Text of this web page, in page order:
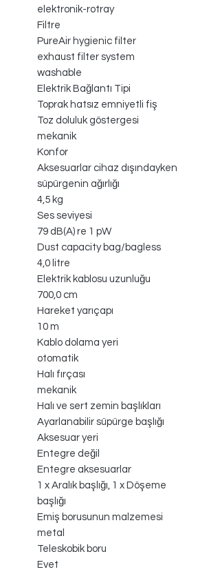
elektronik-rotray
Filtre
PureAir hygienic filter
exhaust filter system
washable
Elektrik Bağlantı Tipi
Toprak hatsız emniyetli fiş
Toz doluluk göstergesi
mekanik
Konfor
Aksesuarlar cihaz dışındayken
süpürgenin ağırlığı
4,5 kg
Ses seviyesi
79 dB(A) re 1 pW
Dust capacity bag/bagless
4,0 litre
Elektrik kablosu uzunluğu
700,0 cm
Hareket yarıçapı
10 m
Kablo dolama yeri
otomatik
Halı fırçası
mekanik
Halı ve sert zemin başlıkları
Ayarlanabilir süpürge başlığı
Aksesuar yeri
Entegre değil
Entegre aksesuarlar
1 x Aralık başlığı, 1 x Döşeme
başlığı
Emiş borusunun malzemesi
metal
Teleskobik boru
Evet